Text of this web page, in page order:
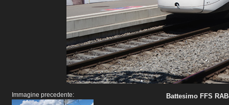
Immagine precedente:
Battesimo FFS